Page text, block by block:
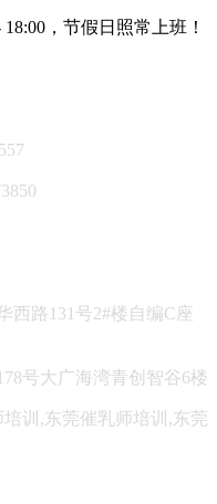
，节假日照常上班！
西路131号2#楼自编C座
号大广海湾青创智谷6楼
训,东莞催乳师培训,东莞